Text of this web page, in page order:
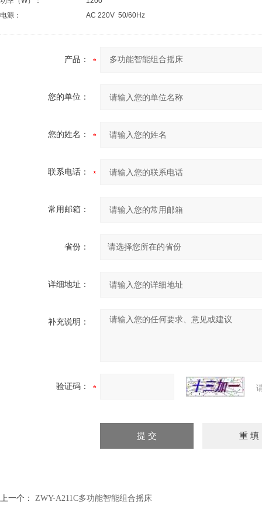
电源：
AC 220V 50/60Hz
产品：
您的单位：
您的姓名：
联系电话：
常用邮箱：
省份：
详细地址：
补充说明：
验证码：
上一个： ZWY-A211C多功能智能组合摇床